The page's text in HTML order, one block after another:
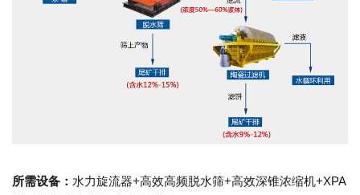
所需设备： 水力旋流器+高效高频脱水筛+高效深锥浓缩机+XPA